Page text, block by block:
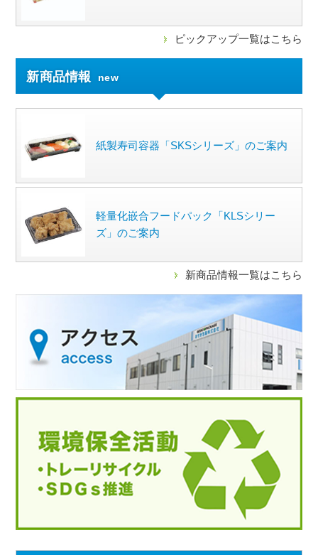
ピックアップ一覧はこちら
新商品情報 new
紙製寿司容器「SKSシリーズ」のご案内
軽量化嵌合フードパック「KLSシリー
ズ」のご案内
新商品情報一覧はこちら